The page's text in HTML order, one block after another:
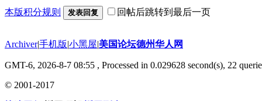
本版积分规则 发表回复 回帖后跳转到最后一页
Archiver|手机版|小黑屋|美国论坛德州华人网
GMT-6, 2026-8-7 08:55 , Processed in 0.029628 second(s), 22
© 2001-2017